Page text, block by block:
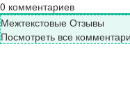
0 комментариев
Межтекстовые Отзывы
Посмотреть все